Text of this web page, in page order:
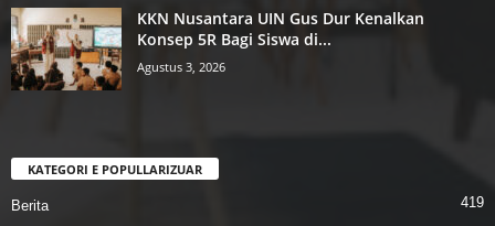
KKN Nusantara UIN Gus Dur Kenalkan
Konsep 5R Bagi Siswa di...
Agustus 3, 2026
KATEGORI E POPULLARIZUAR
Berita 419